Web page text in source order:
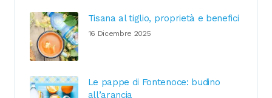
Tisana al tiglio, proprietà e benefici
16 Dicembre 2025
Le pappe di Fontenoce: budino
all’arancia